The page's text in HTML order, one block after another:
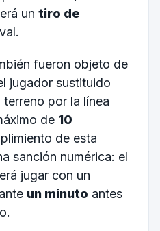
un tiro de
fueron objeto de
jugador sustituido
por la línea
de 10
de esta
sanción numérica: el
jugar con un
un minuto antes